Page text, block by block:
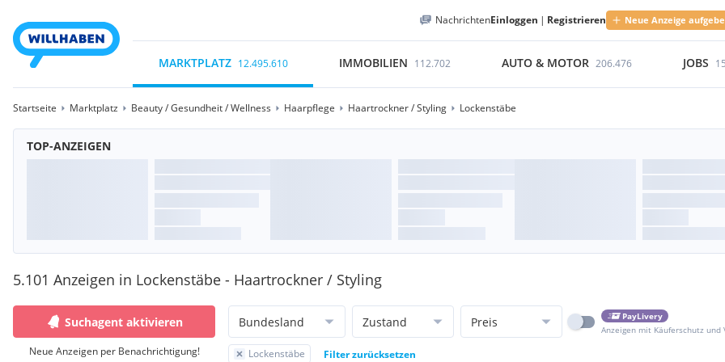
NachrichtenEinloggen | Registrieren Neue Anzeige
MARKTPLATZ 12.495.610 IMMOBILIEN 112.702 AUTO & MOTOR 206.476 JOBS
Startseite Marktplatz Beauty / Gesundheit / Wellness Haarpflege Haartrockner / Styling Lockenstäbe
TOP-ANZEIGEN
5.101 Anzeigen in Lockenstäbe - Haartrockner / Styling
Suchagent aktivieren
Neue Anzeigen per Benachrichtigung!
Bundesland Zustand Preis
PayLivery
Anzeigen mit Käuferschutz und
Lockenstäbe Filter zurücksetzen